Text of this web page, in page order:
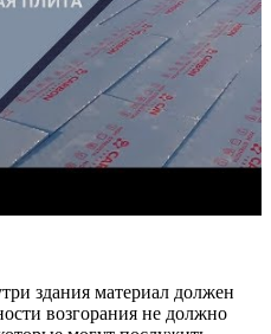
здания материал должен
возгорания не должно